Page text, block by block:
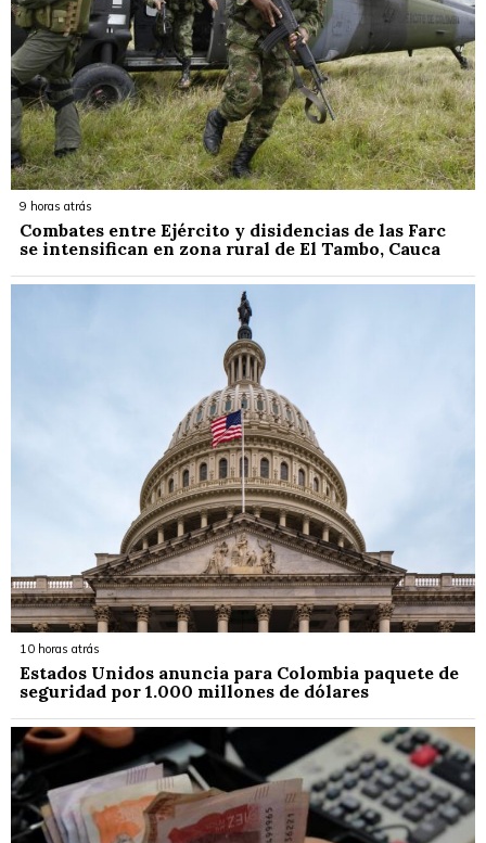
9 horas atrás
Combates entre Ejército y disidencias de las Farc
se intensifican en zona rural de El Tambo, Cauca
10 horas atrás
Estados Unidos anuncia para Colombia paquete de
seguridad por 1.000 millones de dólares